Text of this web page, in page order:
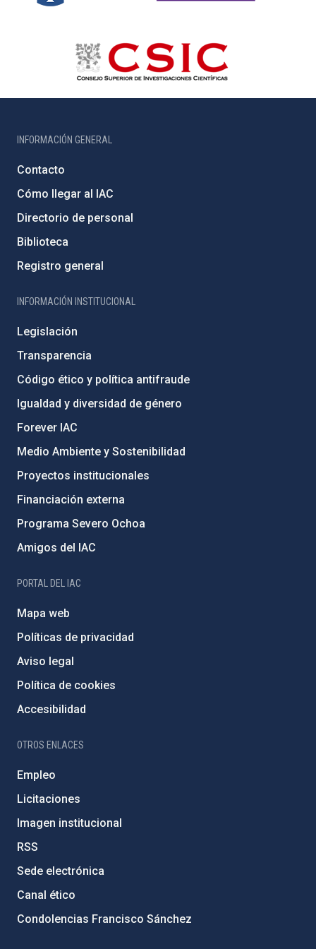
INFORMACIÓN GENERAL
Contacto
Cómo llegar al IAC
Directorio de personal
Biblioteca
Registro general
INFORMACIÓN INSTITUCIONAL
Legislación
Transparencia
Código ético y política antifraude
Igualdad y diversidad de género
Forever IAC
Medio Ambiente y Sostenibilidad
Proyectos institucionales
Financiación externa
Programa Severo Ochoa
Amigos del IAC
PORTAL DEL IAC
Mapa web
Políticas de privacidad
Aviso legal
Política de cookies
Accesibilidad
OTROS ENLACES
Empleo
Licitaciones
Imagen institucional
RSS
Sede electrónica
Canal ético
Condolencias Francisco Sánchez